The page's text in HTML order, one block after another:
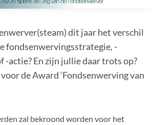
dit jaar het verschil
fondsenwervingsstrategie, -
-actie? En zijn jullie daar trots op?
de Award ‘Fondsenwerving van
zal bekroond worden voor het